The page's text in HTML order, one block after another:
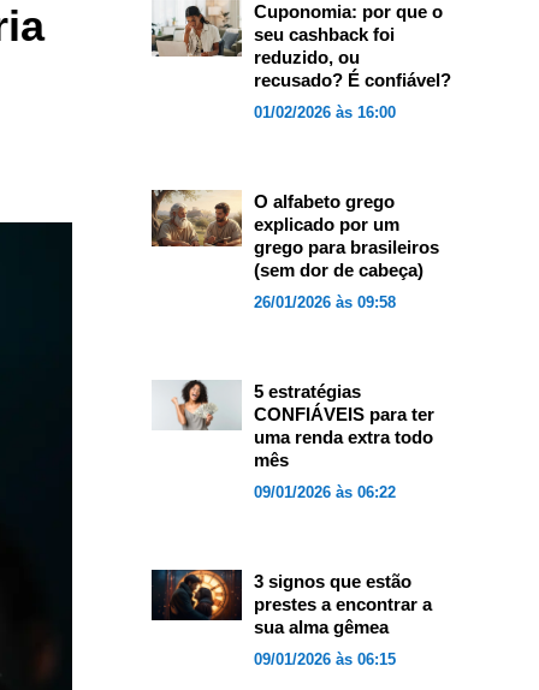
Cuponomia: por que o
seu cashback foi
reduzido, ou
recusado? É confiável?
01/02/2026 às 16:00
O alfabeto grego
explicado por um
grego para brasileiros
(sem dor de cabeça)
26/01/2026 às 09:58
5 estratégias
CONFIÁVEIS para ter
uma renda extra todo
mês
09/01/2026 às 06:22
3 signos que estão
prestes a encontrar a
sua alma gêmea
09/01/2026 às 06:15